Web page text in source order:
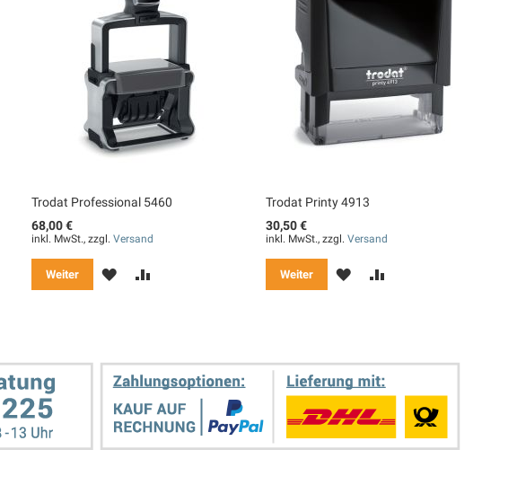
Trodat Professional 5460
68,00 €
inkl. MwSt., zzgl. Versand
Weiter MERKEN
Trodat Printy 4913
30,50 €
inkl. MwSt., zzgl. Versand
Weiter MERKEN